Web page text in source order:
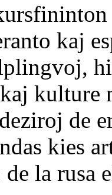
kaj
kulture
de
kies
de la